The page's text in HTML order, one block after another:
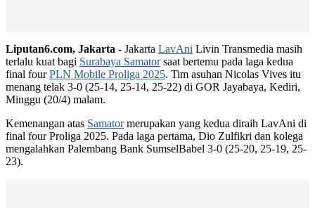
Liputan6.com, Jakarta - Jakarta LavAni Livin Transmedia masih
terlalu kuat bagi Surabaya Samatorsaat bertemu pada laga kedua
final fourPLN Mobile Proliga 2025. Tim asuhan Nicolas Vives itu
menang telak 3-0 (25-14, 25-14, 25-22) di GOR Jayabaya, Kediri,
Minggu (20/4) malam.
Kemenangan atas Samatormerupakan yang kedua diraih LavAni di
final four Proliga 2025. Pada laga pertama, Dio Zulfikri dan kolega
mengalahkan Palembang Bank SumselBabel 3-0 (25-20, 25-19, 25-
23).